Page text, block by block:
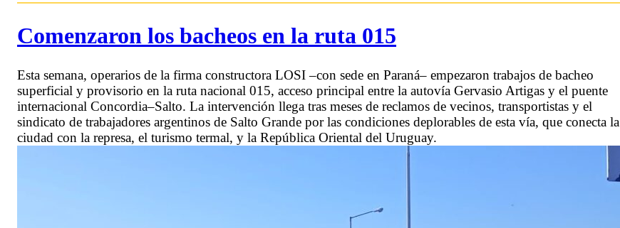
Comenzaron los bacheos en la ruta 015
Esta semana, operarios de la firma constructora LOSI –con sede en Paraná– empezaron trabajos de bacheo
superficial y provisorio en la ruta nacional 015, acceso principal entre la autovía Gervasio Artigas y el puente
internacional Concordia–Salto. La intervención llega tras meses de reclamos de vecinos, transportistas y el
sindicato de trabajadores argentinos de Salto Grande por las condiciones deplorables de esta vía, que conecta la
ciudad con la represa, el turismo termal, y la República Oriental del Uruguay.